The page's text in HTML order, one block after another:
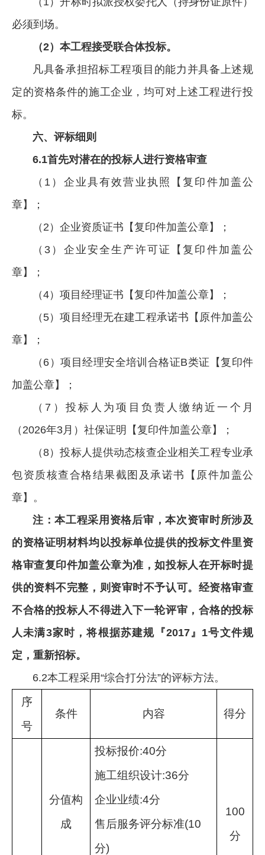
必须到场。
（2）本工程接受联合体投标。
凡具备承担招标工程项目的能力并具备上述规
定的资格条件的施工企业，均可对上述工程进行投
标。
六、评标细则
6.1首先对潜在的投标人进行资格审查
（1）企业具有效营业执照【复印件加盖公
章】；
（2）企业资质证书【复印件加盖公章】；
（3）企业安全生产许可证【复印件加盖公
章】；
（4）项目经理证书【复印件加盖公章】；
（5）项目经理无在建工程承诺书【原件加盖公
章】；
（6）项目经理安全培训合格证B类证【复印件
加盖公章】；
（7）投标人为项目负责人缴纳近一个月
（2026年3月）社保证明【复印件加盖公章】；
（8）投标人提供动态核查企业相关工程专业承
包资质核查合格结果截图及承诺书【原件加盖公
章】。
注：本工程采用资格后审，本次资审时所涉及
的资格证明材料均以投标单位提供的投标文件里资
格审查复印件加盖公章为准，如投标人在开标时提
供的资料不完整，则资审时不予认可。经资格审查
不合格的投标人不得进入下一轮评审，合格的投标
人未满3家时，将根据苏建规『2017』1号文件规
定，重新招标。
6.2本工程采用“综合打分法”的评标方法。
序
号
条件 内容 得分
分值构
成
投标报价:40分
施工组织设计:36分
企业业绩:4分
售后服务评分标准(10
分)
100
分